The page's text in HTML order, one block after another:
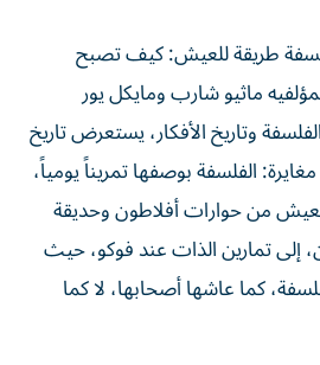
طريقة للعيش: كيف تصبح
ماثيو شارب ومايكل يور
وتاريخ الأفكار، يستعرض تاريخ
الفلسفة بوصفها تمريناً يومياً،
من حوارات أفلاطون وحديقة
إلى تمارين الذات عند فوكو، حيث
كما عاشها أصحابها، لا كما